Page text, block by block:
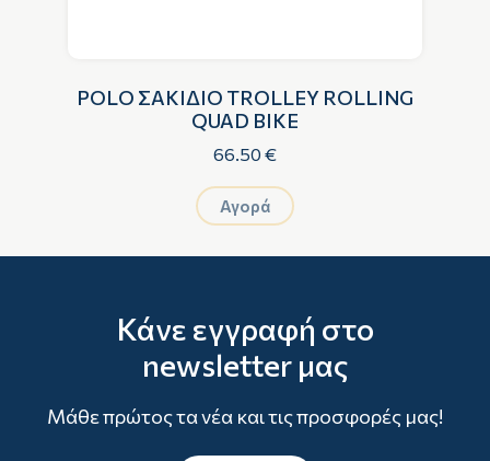
POLO ΣΑΚΙΔΙΟ TROLLEY ROLLING
QUAD BIKE
66.50 €
Αγορά
Κάνε εγγραφή στο
newsletter μας
Μάθε πρώτος τα νέα και τις προσφορές μας!